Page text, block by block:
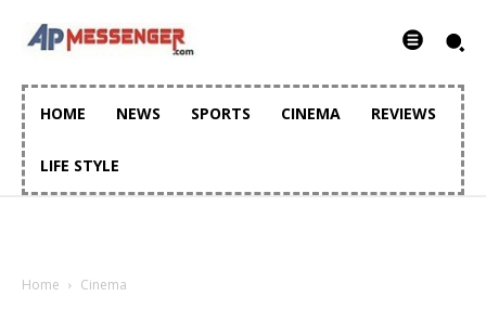
HOME NEWS SPORTS CINEMA REVIEWS
LIFE STYLE
Home Cinema